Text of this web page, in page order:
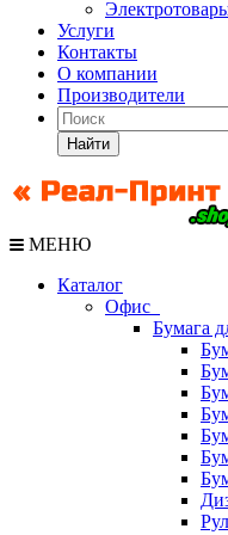
Услуги
Контакты
О компании
Производители
Найти
МЕНЮ
Каталог
Офис
Бумага